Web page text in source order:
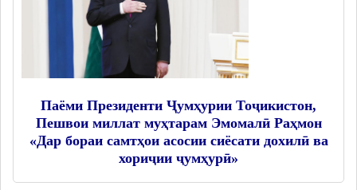
Паёми Президенти Ҷумҳурии Тоҷикистон,
Пешвои миллат муҳтарам Эмомалӣ Раҳмон
«Дар бораи самтҳои асосии сиёсати дохилӣ ва
хориҷии ҷумҳурӣ»